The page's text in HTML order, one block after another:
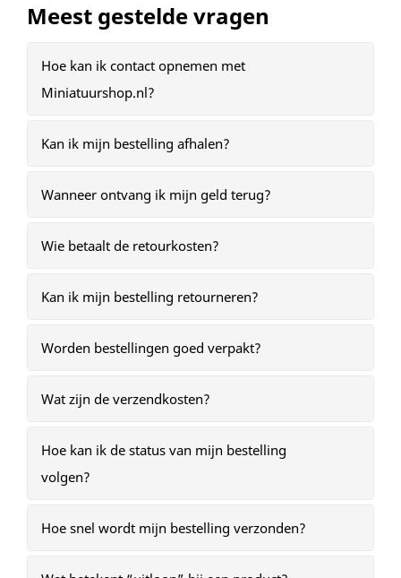
Meest gestelde vragen
Hoe kan ik contact opnemen met
Miniatuurshop.nl?
Kan ik mijn bestelling afhalen?
Wanneer ontvang ik mijn geld terug?
Wie betaalt de retourkosten?
Kan ik mijn bestelling retourneren?
Worden bestellingen goed verpakt?
Wat zijn de verzendkosten?
Hoe kan ik de status van mijn bestelling
volgen?
Hoe snel wordt mijn bestelling verzonden?